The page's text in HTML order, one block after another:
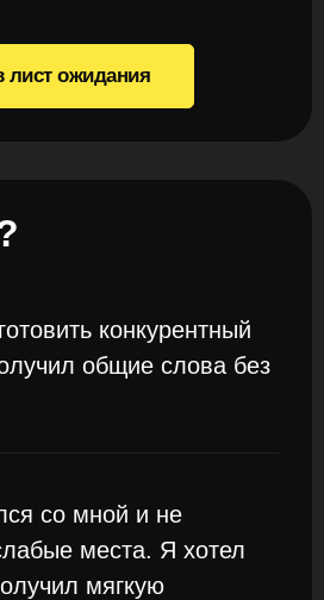
лист ожидания
конкурентный
общие слова без
со мной и не
места. Я хотел
мягкую